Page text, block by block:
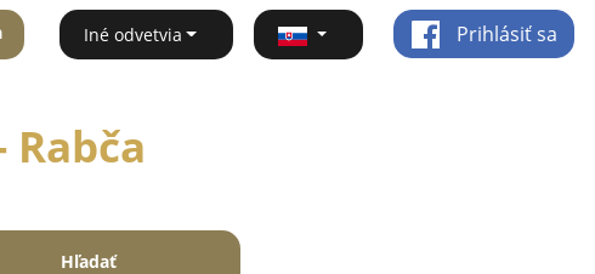
Iné odvetvia Prihlásiť sa
Hľadať